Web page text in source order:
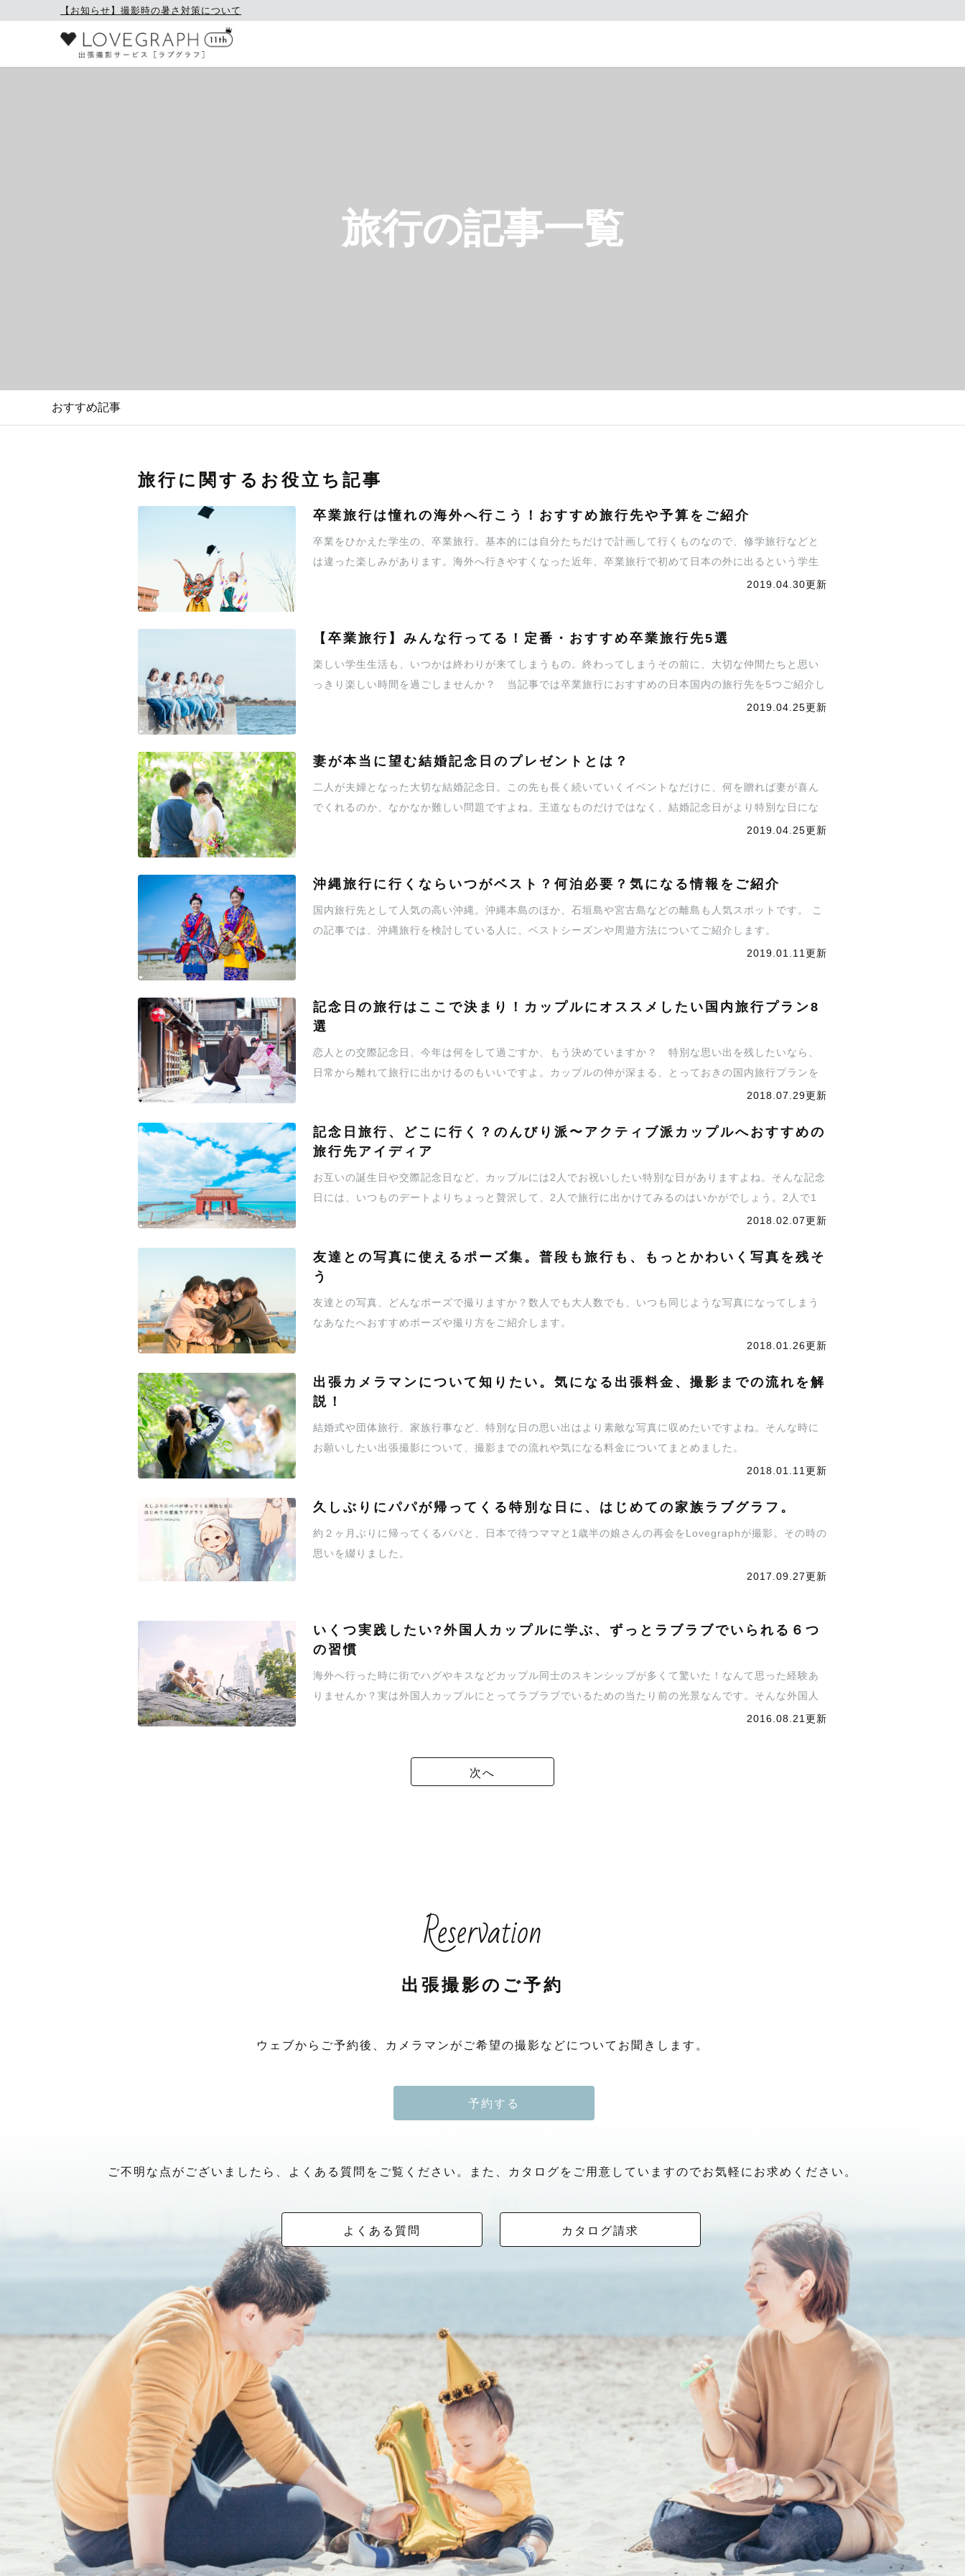
【お知らせ】撮影時の暑さ対策について
旅行の記事一覧
おすすめ記事
旅行に関するお役立ち記事
卒業旅行は憧れの海外へ行こう！おすすめ旅行先や予算をご紹介
卒業をひかえた学生の、卒業旅行。基本的には自分たちだけで計画して行くものなので、修学旅行などと
は違った楽しみがあります。海外へ行きやすくなった近年、卒業旅行で初めて日本の外に出るという学生
も多いです。そこで今回は、おすすめの卒業旅行先や注意点、予算などについてご紹介いたします。
2019.04.30更新
【卒業旅行】みんな行ってる！定番・おすすめ卒業旅行先5選
楽しい学生生活も、いつかは終わりが来てしまうもの。終わってしまうその前に、大切な仲間たちと思い
っきり楽しい時間を過ごしませんか？ 当記事では卒業旅行におすすめの日本国内の旅行先を5つご紹介し
2019.04.25更新
妻が本当に望む結婚記念日のプレゼントとは？
二人が夫婦となった大切な結婚記念日。この先も長く続いていくイベントなだけに、何を贈れば妻が喜ん
でくれるのか、なかなか難しい問題ですよね。王道なものだけではなく、結婚記念日がより特別な日にな
るプレゼントをご提案いたします。妻の喜ぶ顔をイメージしながら、じっくり選びましょう♪2019.04.25更新
沖縄旅行に行くならいつがベスト？何泊必要？気になる情報をご紹介
国内旅行先として人気の高い沖縄。沖縄本島のほか、石垣島や宮古島などの離島も人気スポットです。 こ
の記事では、沖縄旅行を検討している人に、ベストシーズンや周遊方法についてご紹介します。
2019.01.11更新
記念日の旅行はここで決まり！カップルにオススメしたい国内旅行プラン8
選
恋人との交際記念日、今年は何をして過ごすか、もう決めていますか？ 特別な思い出を残したいなら、
日常から離れて旅行に出かけるのもいいですよ。カップルの仲が深まる、とっておきの国内旅行プランを
2018.07.29更新
記念日旅行、どこに行く？のんびり派〜アクティブ派カップルへおすすめの
旅行先アイディア
お互いの誕生日や交際記念日など、カップルには2人でお祝いしたい特別な日がありますよね。そんな記念
日には、いつものデートよりちょっと贅沢して、2人で旅行に出かけてみるのはいかがでしょう。2人で1
日中一緒にいられるのは、とっても幸せですよね。今回は、カップルの記念日におすすめな旅行プランを
2018.02.07更新
友達との写真に使えるポーズ集。普段も旅行も、もっとかわいく写真を残そ
う
友達との写真、どんなポーズで撮りますか？数人でも大人数でも、いつも同じような写真になってしまう
なあなたへおすすめポーズや撮り方をご紹介します。
2018.01.26更新
出張カメラマンについて知りたい。気になる出張料金、撮影までの流れを解
説！
結婚式や団体旅行、家族行事など、特別な日の思い出はより素敵な写真に収めたいですよね。そんな時に
お願いしたい出張撮影について、撮影までの流れや気になる料金についてまとめました。
2018.01.11更新
久しぶりにパパが帰ってくる特別な日に、はじめての家族ラブグラフ。
約２ヶ月ぶりに帰ってくるパパと、日本で待つママと1歳半の娘さんの再会をLovegraphが撮影。その時の
思いを綴りました。
2017.09.27更新
いくつ実践したい?外国人カップルに学ぶ、ずっとラブラブでいられる６つ
の習慣
海外へ行った時に街でハグやキスなどカップル同士のスキンシップが多くて驚いた！なんて思った経験あ
りませんか？実は外国人カップルにとってラブラブでいるための当たり前の光景なんです。そんな外国人
2016.08.21更新
次へ
Reservation
出張撮影のご予約
ウェブからご予約後、カメラマンがご希望の撮影などについてお聞きします。
予約する
ご不明な点がございましたら、よくある質問をご覧ください。また、カタログをご用意していますのでお気軽にお求めください。
よくある質問 カタログ請求